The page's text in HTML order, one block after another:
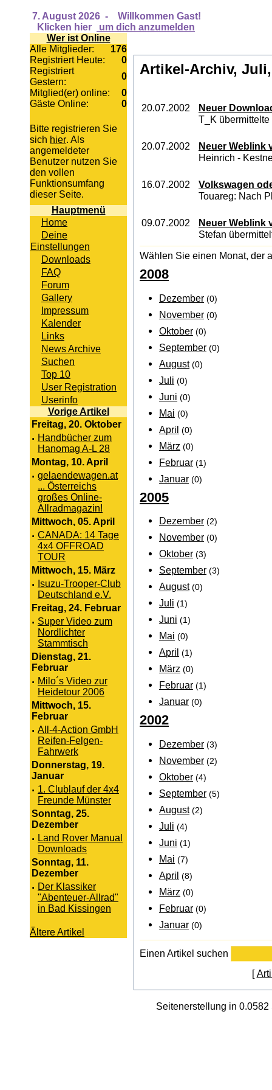
7. August 2026 -
Willkommen Gast!
Klicken hier
um dich anzumelden
Wer ist Online
Alle Mitglieder:
176
Registriert Heute:
0
Registriert
Gestern:
0
Mitglied(er) online:
0
Gäste Online:
0
Bitte registrieren Sie
sich hier. Als
angemeldeter
Benutzer nutzen Sie
den vollen
Funktionsumfang
dieser Seite.
Hauptmenü
Home
Deine
Einstellungen
Downloads
FAQ
Forum
Gallery
Impressum
Kalender
Links
News Archive
Suchen
Top 10
User Registration
Userinfo
Vorige Artikel
Freitag, 20. Oktober
· Handbücher zum
Hanomag A-L 28
Montag, 10. April
· gelaendewagen.at
... Österreichs
großes Online-
Allradmagazin!
Mittwoch, 05. April
· CANADA: 14 Tage
4x4 OFFROAD
TOUR
Mittwoch, 15. März
· Isuzu-Trooper-Club
Deutschland e.V.
Freitag, 24. Februar
· Super Video zum
Nordlichter
Stammtisch
Dienstag, 21.
Februar
· Milo´s Video zur
Heidetour 2006
Mittwoch, 15.
Februar
· All-4-Action GmbH
Reifen-Felgen-
Fahrwerk
Donnerstag, 19.
Januar
· 1. Clublauf der 4x4
Freunde Münster
Sonntag, 25.
Dezember
· Land Rover Manual
Downloads
Sonntag, 11.
Dezember
· Der Klassiker
"Abenteuer-Allrad"
in Bad Kissingen
Ältere Artikel
Artikel-Archiv, Juli,
20.07.2002
Neuer
T_K
20.07.2002
Neuer Weblink
Heinrich -
16.07.2002
Volkswagen
Touareg: Nach
09.07.2002
Neuer Weblink
Stefan
Wählen Sie einen Monat, der
2008
Dezember (0)
November (0)
Oktober (0)
September (0)
August (0)
Juli (0)
Juni (0)
Mai (0)
April (0)
März (0)
Februar (1)
Januar (0)
2005
Dezember (2)
November (0)
Oktober (3)
September (3)
August (0)
Juli (1)
Juni (1)
Mai (0)
April (1)
März (0)
Februar (1)
Januar (0)
2002
Dezember (3)
November (2)
Oktober (4)
September (5)
August (2)
Juli (4)
Juni (1)
Mai (7)
April (8)
März (0)
Februar (0)
Januar (0)
Einen Artikel suchen
[
Seitenerstellung in